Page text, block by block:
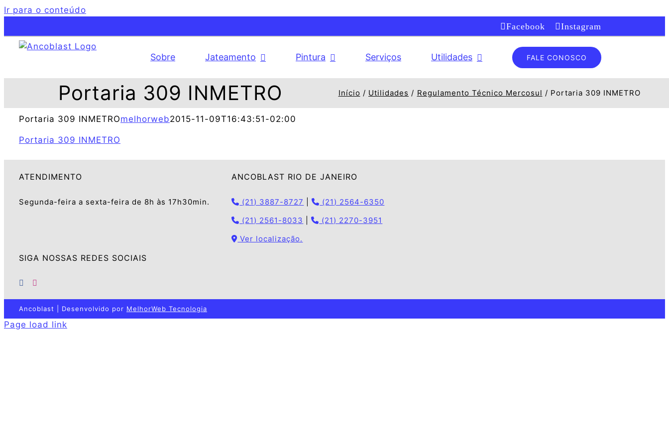
Ir para o conteúdo
Facebook
Instagram
Sobre Jateamento Pintura Serviços Utilidades FALE CONOSCO
Portaria 309 INMETRO Início Utilidades Regulamento Técnico Mercosul Portaria 309 INMETRO
Portaria 309 INMETROmelhorweb2015-11-09T16:43:51-02:00
Portaria 309 INMETRO
ATENDIMENTO
Segunda-feira a sexta-feira de 8h às 17h30min.
ANCOBLAST RIO DE JANEIRO
(21) 3887-8727 |
(21) 2564-6350
(21) 2561-8033
|
(21) 2270-3951
Ver localização.
SIGA NOSSAS REDES SOCIAIS
Ancoblast | Desenvolvido por MelhorWeb Tecnologia
Page load link